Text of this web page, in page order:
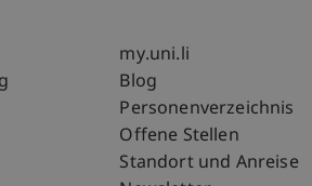
Hinweise
Fußzeile
my.uni.li
Blog
Personenverzeichnis
Offene Stellen
Standort und Anreise